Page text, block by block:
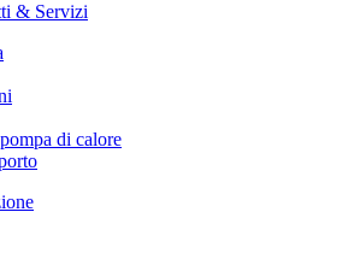
& Servizi
di calore